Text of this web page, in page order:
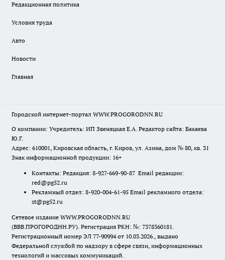
Редакционная политика
Условия труда
Авто
Новости
Главная
Городской интернет-портал WWW.PROGORODNN.RU
О компании: Учредитель: ИП Звеняцкая Е.А. Редактор сайта: Бакаева
Ю.Г.
Адрес: 610001, Кировская область, г. Киров, ул. Азина, дом № 80, кв. 31
Знак информационной продукции: 16+
Контакты: Редакция: 8-927-669-90-87 Email редакции:
red@pg52.ru
Рекламный отдел: 8-920-004-61-95 Email рекламного отдела:
st@pg52.ru
Сетевое издание WWW.PROGORODNN.RU
(ВВВ.ПРОГОРОДНН.РУ). Регистрация РКН: №: 7378360181.
Регистрационный номер ЭЛ 77-90994 от 10.03.2026., выдано
Федеральной службой по надзору в сфере связи, информационных
технологий и массовых коммуникаций.